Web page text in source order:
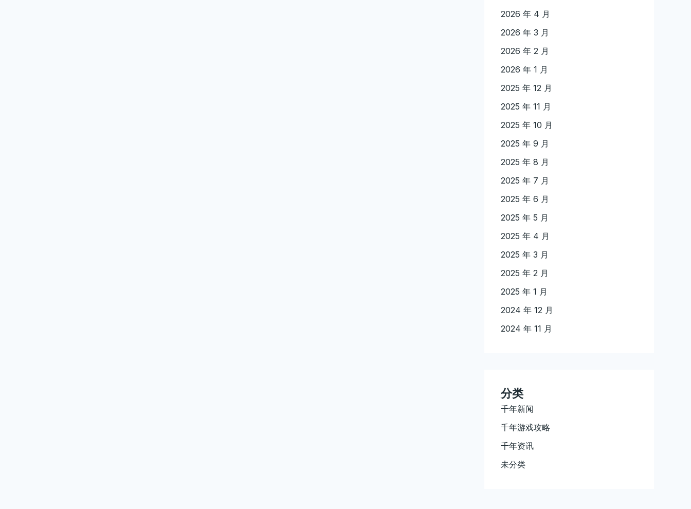
2026 年 4 月
2026 年 3 月
2026 年 2 月
2026 年 1 月
2025 年 12 月
2025 年 11 月
2025 年 10 月
2025 年 9 月
2025 年 8 月
2025 年 7 月
2025 年 6 月
2025 年 5 月
2025 年 4 月
2025 年 3 月
2025 年 2 月
2025 年 1 月
2024 年 12 月
2024 年 11 月
分类
千年新闻
千年游戏攻略
千年资讯
未分类